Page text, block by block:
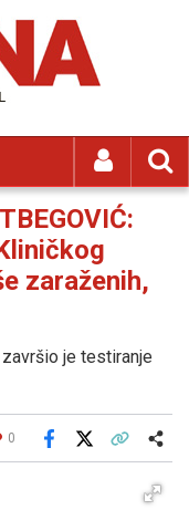
zaraženih,
je testiranje
0
Facebook